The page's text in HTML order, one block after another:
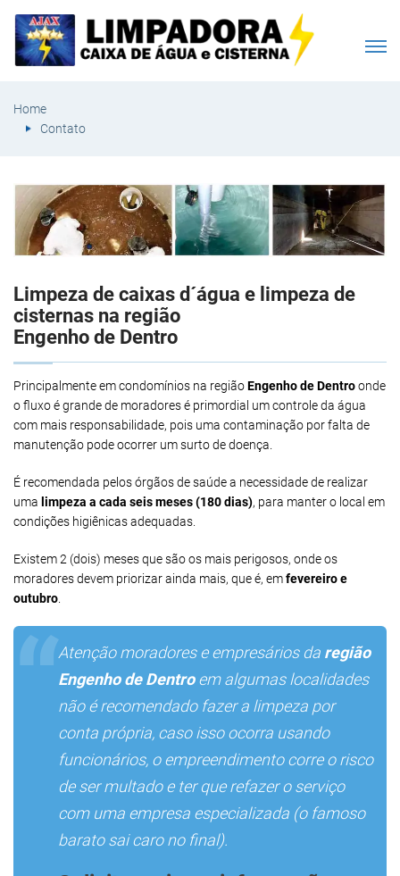
Home
Contato
Limpeza de caixas d´água e limpeza de
cisternas na região
Engenho de Dentro
Principalmente em condomínios na regiãoEngenho de Dentroonde
o fluxo é grande de moradores é primordial um controle da água
com mais responsabilidade, pois uma contaminação por falta de
manutenção pode ocorrer um surto de doença.
É recomendada pelos órgãos de saúde a necessidade de realizar
uma limpeza a cada seis meses (180 dias), para manter o local em
condições higiênicas adequadas.
Existem 2 (dois) meses que são os mais perigosos, onde os
moradores devem priorizar ainda mais, que é, emfevereiro e
outubro
Atenção moradores e empresários da região
Engenho de Dentroem algumas localidades
não é recomendado fazer a limpeza por
conta própria, caso isso ocorra usando
funcionários, o empreendimento corre o risco
de ser multado e ter que refazer o serviço
com uma empresa especializada (o famoso
barato sai caro no final).